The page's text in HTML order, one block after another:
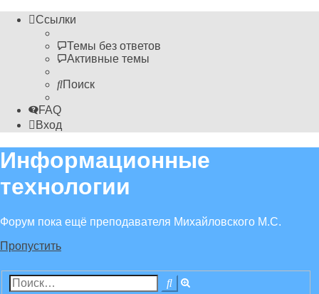
Ссылки
Темы без ответов
Активные темы
Поиск
FAQ
Вход
Информационные
технологии
Форум пока ещё преподавателя Михайловского М.С.
Пропустить
Поиск